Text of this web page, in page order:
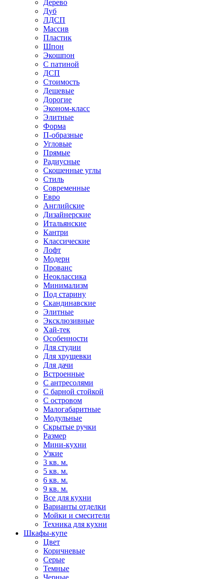
Дерево
Дуб
ЛДСП
Массив
Пластик
Шпон
Экошпон
С патиной
ДСП
Стоимость
Дешевые
Дорогие
Эконом-класс
Элитные
Форма
П-образные
Угловые
Прямые
Радиусные
Скошенные углы
Стиль
Современные
Евро
Английские
Дизайнерские
Итальянские
Кантри
Классические
Лофт
Модерн
Прованс
Неоклассика
Минимализм
Под старину
Скандинавские
Элитные
Эксклюзивные
Хай-тек
Особенности
Для студии
Для хрущевки
Для дачи
Встроенные
С антресолями
С барной стойкой
С островом
Малогабаритные
Модульные
Скрытые ручки
Размер
Мини-кухни
Узкие
3 кв. м.
5 кв. м.
6 кв. м.
9 кв. м.
Все для кухни
Варианты отделки
Мойки и смесители
Техника для кухни
Шкафы-купе
Цвет
Коричневые
Серые
Темные
Черные